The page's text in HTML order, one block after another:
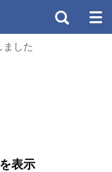
ました
表示